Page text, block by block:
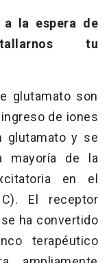
a la espera de
tu
glutamato son
de iones
glutamato y se
mayoría de la
en el
El receptor
ha convertido
terapéutico